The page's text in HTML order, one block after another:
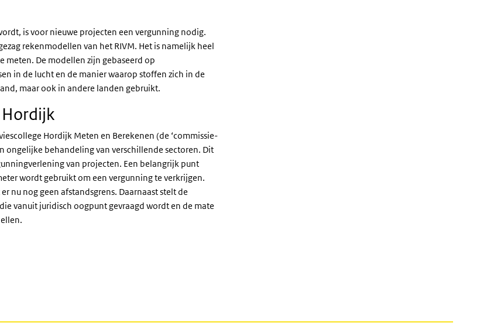
is voor nieuwe projecten een vergunning nodig.
rekenmodellen van het RIVM. Het is namelijk heel
De modellen zijn gebaseerd op
in de lucht en de manier waarop stoffen zich in de
maar ook in andere landen gebruikt.
Hordijk Meten en Berekenen (de ‘commissie-
ongelijke behandeling van verschillende sectoren. Dit
van projecten. Een belangrijk punt
wordt gebruikt om een vergunning te verkrijgen.
nu nog geen afstandsgrens. Daarnaast stelt de
vanuit juridisch oogpunt gevraagd wordt en de mate